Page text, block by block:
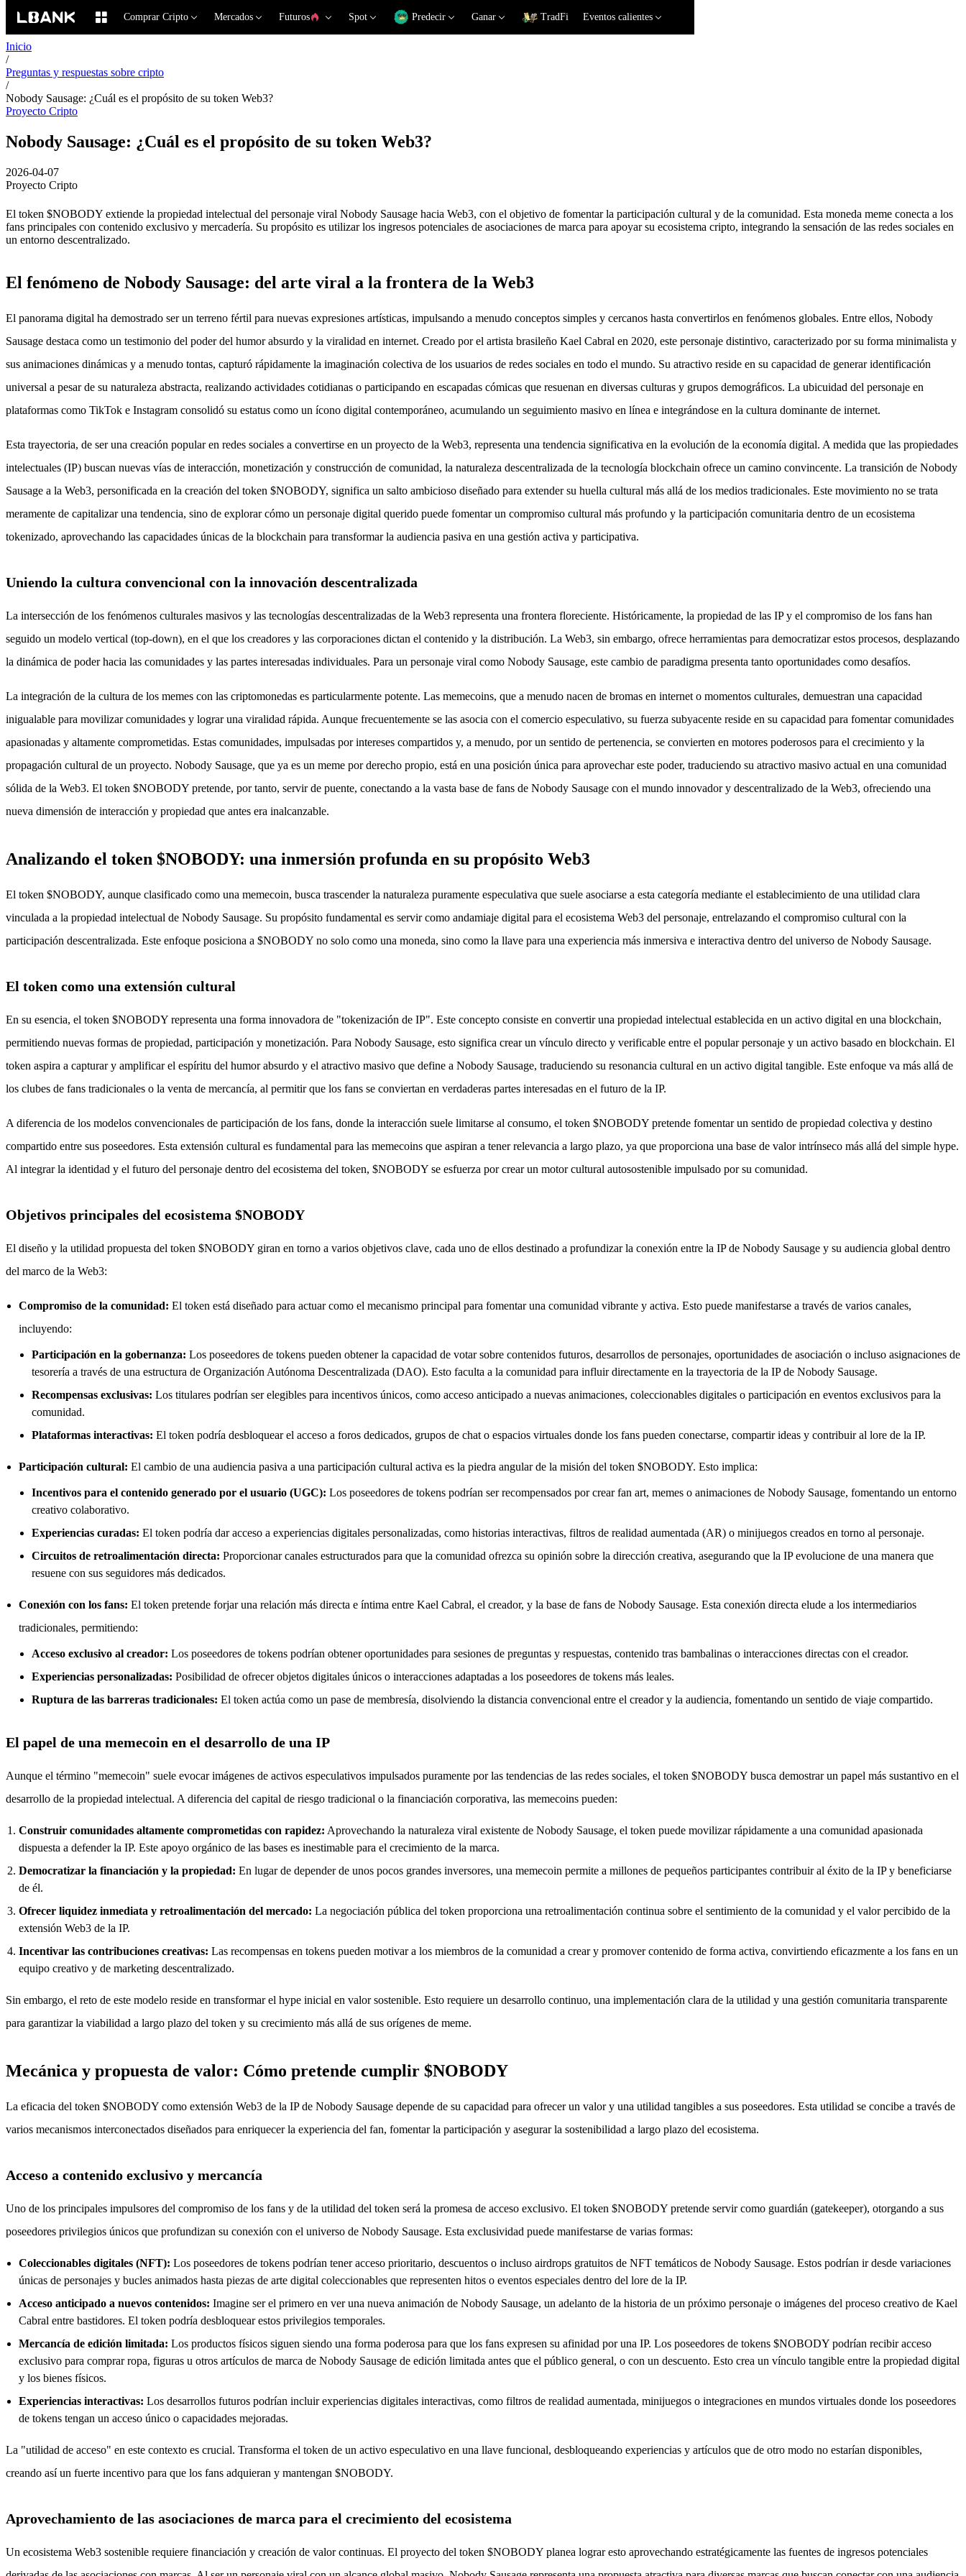
Comprar Cripto Mercados Futuros Spot Predecir Ganar TradFi Eventos calientes
Inicio
/
Preguntas y respuestas sobre cripto
/
Nobody Sausage: ¿Cuál es el propósito de su token Web3?
Proyecto Cripto
Nobody Sausage: ¿Cuál es el propósito de su token Web3?
2026-04-07
Proyecto Cripto
El token $NOBODY extiende la propiedad intelectual del personaje viral Nobody Sausage hacia Web3, con el objetivo de fomentar la participación cultural y de la comunidad. Esta moneda meme conecta a los
fans principales con contenido exclusivo y mercadería. Su propósito es utilizar los ingresos potenciales de asociaciones de marca para apoyar su ecosistema cripto, integrando la sensación de las redes sociales en
un entorno descentralizado.
El fenómeno de Nobody Sausage: del arte viral a la frontera de la Web3
El panorama digital ha demostrado ser un terreno fértil para nuevas expresiones artísticas, impulsando a menudo conceptos simples y cercanos hasta convertirlos en fenómenos globales. Entre ellos, Nobody
Sausage destaca como un testimonio del poder del humor absurdo y la viralidad en internet. Creado por el artista brasileño Kael Cabral en 2020, este personaje distintivo, caracterizado por su forma minimalista y
sus animaciones dinámicas y a menudo tontas, capturó rápidamente la imaginación colectiva de los usuarios de redes sociales en todo el mundo. Su atractivo reside en su capacidad de generar identificación
universal a pesar de su naturaleza abstracta, realizando actividades cotidianas o participando en escapadas cómicas que resuenan en diversas culturas y grupos demográficos. La ubicuidad del personaje en
plataformas como TikTok e Instagram consolidó su estatus como un ícono digital contemporáneo, acumulando un seguimiento masivo en línea e integrándose en la cultura dominante de internet.
Esta trayectoria, de ser una creación popular en redes sociales a convertirse en un proyecto de la Web3, representa una tendencia significativa en la evolución de la economía digital. A medida que las propiedades
intelectuales (IP) buscan nuevas vías de interacción, monetización y construcción de comunidad, la naturaleza descentralizada de la tecnología blockchain ofrece un camino convincente. La transición de Nobody
Sausage a la Web3, personificada en la creación del token $NOBODY, significa un salto ambicioso diseñado para extender su huella cultural más allá de los medios tradicionales. Este movimiento no se trata
meramente de capitalizar una tendencia, sino de explorar cómo un personaje digital querido puede fomentar un compromiso cultural más profundo y la participación comunitaria dentro de un ecosistema
tokenizado, aprovechando las capacidades únicas de la blockchain para transformar la audiencia pasiva en una gestión activa y participativa.
Uniendo la cultura convencional con la innovación descentralizada
La intersección de los fenómenos culturales masivos y las tecnologías descentralizadas de la Web3 representa una frontera floreciente. Históricamente, la propiedad de las IP y el compromiso de los fans han
seguido un modelo vertical (top-down), en el que los creadores y las corporaciones dictan el contenido y la distribución. La Web3, sin embargo, ofrece herramientas para democratizar estos procesos, desplazando
la dinámica de poder hacia las comunidades y las partes interesadas individuales. Para un personaje viral como Nobody Sausage, este cambio de paradigma presenta tanto oportunidades como desafíos.
La integración de la cultura de los memes con las criptomonedas es particularmente potente. Las memecoins, que a menudo nacen de bromas en internet o momentos culturales, demuestran una capacidad
inigualable para movilizar comunidades y lograr una viralidad rápida. Aunque frecuentemente se las asocia con el comercio especulativo, su fuerza subyacente reside en su capacidad para fomentar comunidades
apasionadas y altamente comprometidas. Estas comunidades, impulsadas por intereses compartidos y, a menudo, por un sentido de pertenencia, se convierten en motores poderosos para el crecimiento y la
propagación cultural de un proyecto. Nobody Sausage, que ya es un meme por derecho propio, está en una posición única para aprovechar este poder, traduciendo su atractivo masivo actual en una comunidad
sólida de la Web3. El token $NOBODY pretende, por tanto, servir de puente, conectando a la vasta base de fans de Nobody Sausage con el mundo innovador y descentralizado de la Web3, ofreciendo una
nueva dimensión de interacción y propiedad que antes era inalcanzable.
Analizando el token $NOBODY: una inmersión profunda en su propósito Web3
El token $NOBODY, aunque clasificado como una memecoin, busca trascender la naturaleza puramente especulativa que suele asociarse a esta categoría mediante el establecimiento de una utilidad clara
vinculada a la propiedad intelectual de Nobody Sausage. Su propósito fundamental es servir como andamiaje digital para el ecosistema Web3 del personaje, entrelazando el compromiso cultural con la
participación descentralizada. Este enfoque posiciona a $NOBODY no solo como una moneda, sino como la llave para una experiencia más inmersiva e interactiva dentro del universo de Nobody Sausage.
El token como una extensión cultural
En su esencia, el token $NOBODY representa una forma innovadora de "tokenización de IP". Este concepto consiste en convertir una propiedad intelectual establecida en un activo digital en una blockchain,
permitiendo nuevas formas de propiedad, participación y monetización. Para Nobody Sausage, esto significa crear un vínculo directo y verificable entre el popular personaje y un activo basado en blockchain. El
token aspira a capturar y amplificar el espíritu del humor absurdo y el atractivo masivo que define a Nobody Sausage, traduciendo su resonancia cultural en un activo digital tangible. Este enfoque va más allá de
los clubes de fans tradicionales o la venta de mercancía, al permitir que los fans se conviertan en verdaderas partes interesadas en el futuro de la IP.
A diferencia de los modelos convencionales de participación de los fans, donde la interacción suele limitarse al consumo, el token $NOBODY pretende fomentar un sentido de propiedad colectiva y destino
compartido entre sus poseedores. Esta extensión cultural es fundamental para las memecoins que aspiran a tener relevancia a largo plazo, ya que proporciona una base de valor intrínseco más allá del simple hype.
Al integrar la identidad y el futuro del personaje dentro del ecosistema del token, $NOBODY se esfuerza por crear un motor cultural autosostenible impulsado por su comunidad.
Objetivos principales del ecosistema $NOBODY
El diseño y la utilidad propuesta del token $NOBODY giran en torno a varios objetivos clave, cada uno de ellos destinado a profundizar la conexión entre la IP de Nobody Sausage y su audiencia global dentro
del marco de la Web3:
Compromiso de la comunidad: El token está diseñado para actuar como el mecanismo principal para fomentar una comunidad vibrante y activa. Esto puede manifestarse a través de varios canales,
incluyendo:
Participación en la gobernanza: Los poseedores de tokens pueden obtener la capacidad de votar sobre contenidos futuros, desarrollos de personajes, oportunidades de asociación o incluso asignaciones de
tesorería a través de una estructura de Organización Autónoma Descentralizada (DAO). Esto faculta a la comunidad para influir directamente en la trayectoria de la IP de Nobody Sausage.
Recompensas exclusivas: Los titulares podrían ser elegibles para incentivos únicos, como acceso anticipado a nuevas animaciones, coleccionables digitales o participación en eventos exclusivos para la
comunidad.
Plataformas interactivas: El token podría desbloquear el acceso a foros dedicados, grupos de chat o espacios virtuales donde los fans pueden conectarse, compartir ideas y contribuir al lore de la IP.
Participación cultural: El cambio de una audiencia pasiva a una participación cultural activa es la piedra angular de la misión del token $NOBODY. Esto implica:
Incentivos para el contenido generado por el usuario (UGC): Los poseedores de tokens podrían ser recompensados por crear fan art, memes o animaciones de Nobody Sausage, fomentando un entorno
creativo colaborativo.
Experiencias curadas: El token podría dar acceso a experiencias digitales personalizadas, como historias interactivas, filtros de realidad aumentada (AR) o minijuegos creados en torno al personaje.
Circuitos de retroalimentación directa: Proporcionar canales estructurados para que la comunidad ofrezca su opinión sobre la dirección creativa, asegurando que la IP evolucione de una manera que
resuene con sus seguidores más dedicados.
Conexión con los fans: El token pretende forjar una relación más directa e íntima entre Kael Cabral, el creador, y la base de fans de Nobody Sausage. Esta conexión directa elude a los intermediarios
tradicionales, permitiendo:
Acceso exclusivo al creador: Los poseedores de tokens podrían obtener oportunidades para sesiones de preguntas y respuestas, contenido tras bambalinas o interacciones directas con el creador.
Experiencias personalizadas: Posibilidad de ofrecer objetos digitales únicos o interacciones adaptadas a los poseedores de tokens más leales.
Ruptura de las barreras tradicionales: El token actúa como un pase de membresía, disolviendo la distancia convencional entre el creador y la audiencia, fomentando un sentido de viaje compartido.
El papel de una memecoin en el desarrollo de una IP
Aunque el término "memecoin" suele evocar imágenes de activos especulativos impulsados puramente por las tendencias de las redes sociales, el token $NOBODY busca demostrar un papel más sustantivo en el
desarrollo de la propiedad intelectual. A diferencia del capital de riesgo tradicional o la financiación corporativa, las memecoins pueden:
Construir comunidades altamente comprometidas con rapidez: Aprovechando la naturaleza viral existente de Nobody Sausage, el token puede movilizar rápidamente a una comunidad apasionada
dispuesta a defender la IP. Este apoyo orgánico de las bases es inestimable para el crecimiento de la marca.
Democratizar la financiación y la propiedad: En lugar de depender de unos pocos grandes inversores, una memecoin permite a millones de pequeños participantes contribuir al éxito de la IP y beneficiarse
de él.
Ofrecer liquidez inmediata y retroalimentación del mercado: La negociación pública del token proporciona una retroalimentación continua sobre el sentimiento de la comunidad y el valor percibido de la
extensión Web3 de la IP.
Incentivar las contribuciones creativas: Las recompensas en tokens pueden motivar a los miembros de la comunidad a crear y promover contenido de forma activa, convirtiendo eficazmente a los fans en un
equipo creativo y de marketing descentralizado.
Sin embargo, el reto de este modelo reside en transformar el hype inicial en valor sostenible. Esto requiere un desarrollo continuo, una implementación clara de la utilidad y una gestión comunitaria transparente
para garantizar la viabilidad a largo plazo del token y su crecimiento más allá de sus orígenes de meme.
Mecánica y propuesta de valor: Cómo pretende cumplir $NOBODY
La eficacia del token $NOBODY como extensión Web3 de la IP de Nobody Sausage depende de su capacidad para ofrecer un valor y una utilidad tangibles a sus poseedores. Esta utilidad se concibe a través de
varios mecanismos interconectados diseñados para enriquecer la experiencia del fan, fomentar la participación y asegurar la sostenibilidad a largo plazo del ecosistema.
Acceso a contenido exclusivo y mercancía
Uno de los principales impulsores del compromiso de los fans y de la utilidad del token será la promesa de acceso exclusivo. El token $NOBODY pretende servir como guardián (gatekeeper), otorgando a sus
poseedores privilegios únicos que profundizan su conexión con el universo de Nobody Sausage. Esta exclusividad puede manifestarse de varias formas:
Coleccionables digitales (NFT): Los poseedores de tokens podrían tener acceso prioritario, descuentos o incluso airdrops gratuitos de NFT temáticos de Nobody Sausage. Estos podrían ir desde variaciones
únicas de personajes y bucles animados hasta piezas de arte digital coleccionables que representen hitos o eventos especiales dentro del lore de la IP.
Acceso anticipado a nuevos contenidos: Imagine ser el primero en ver una nueva animación de Nobody Sausage, un adelanto de la historia de un próximo personaje o imágenes del proceso creativo de Kael
Cabral entre bastidores. El token podría desbloquear estos privilegios temporales.
Mercancía de edición limitada: Los productos físicos siguen siendo una forma poderosa para que los fans expresen su afinidad por una IP. Los poseedores de tokens $NOBODY podrían recibir acceso
exclusivo para comprar ropa, figuras u otros artículos de marca de Nobody Sausage de edición limitada antes que el público general, o con un descuento. Esto crea un vínculo tangible entre la propiedad digital
y los bienes físicos.
Experiencias interactivas: Los desarrollos futuros podrían incluir experiencias digitales interactivas, como filtros de realidad aumentada, minijuegos o integraciones en mundos virtuales donde los poseedores
de tokens tengan un acceso único o capacidades mejoradas.
La "utilidad de acceso" en este contexto es crucial. Transforma el token de un activo especulativo en una llave funcional, desbloqueando experiencias y artículos que de otro modo no estarían disponibles,
creando así un fuerte incentivo para que los fans adquieran y mantengan $NOBODY.
Aprovechamiento de las asociaciones de marca para el crecimiento del ecosistema
Un ecosistema Web3 sostenible requiere financiación y creación de valor continuas. El proyecto del token $NOBODY planea lograr esto aprovechando estratégicamente las fuentes de ingresos potenciales